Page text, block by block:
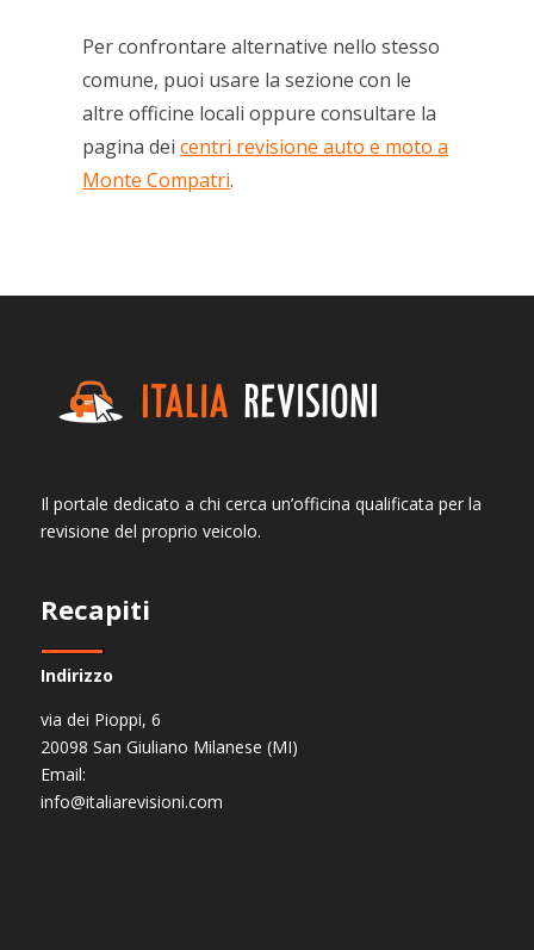
Per confrontare alternative nello stesso
comune, puoi usare la sezione con le
altre officine locali oppure consultare la
pagina deicentri revisione auto e moto a
Monte Compatri.
Il portale dedicato a chi cerca un’officina qualificata per la
revisione del proprio veicolo.
Recapiti
Indirizzo
via dei Pioppi, 6
20098 San Giuliano Milanese (MI)
Email:
info@italiarevisioni.com